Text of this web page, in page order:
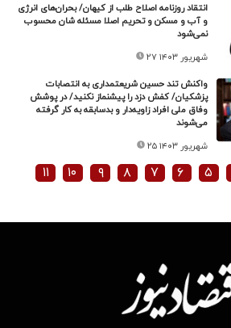
انتقاد روزنامه اصلاح طلب از کیهان/ بحران‌های انرژی
و آب و مسکن و تحریم اصلا مسئله شان محسوب
نمی‌شود
۲۷ شهریور ۱۴۰۳
واکنش تند حسین شریعتمداری به انتصابات
پزشکیان/ کفش دزد را پیشنماز نکنید/ در پوشش
وفاق ملی افراد زاویه‌دار و بد‌سابقه به کار گرفته
می‌شوند
۲۵ شهریور ۱۴۰۳
۵ ۶ ۷ ۸ ۹ ۱۰ ۱۱